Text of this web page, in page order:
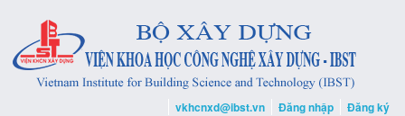
vkhcnxd@ibst.vn Đăng nhập Đăng ký